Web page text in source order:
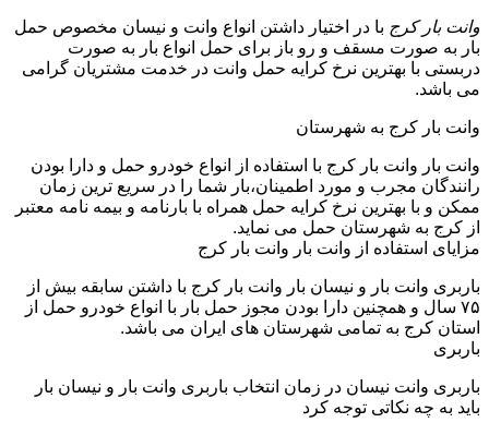
وانت بار کرج با در اختیار داشتن انواع وانت و نیسان مخصوص حمل
بار به صورت مسقف و رو باز برای حمل انواع بار به صورت
دربستی با بهترین نرخ کرایه حمل وانت در خدمت مشتریان گرامی
می باشد.
وانت بار کرج به شهرستان
وانت بار وانت بار کرج با استفاده از انواع خودرو حمل و دارا بودن
رانندگان مجرب و مورد اطمینان،بار شما را در سریع ترین زمان
ممکن و با بهترین نرخ کرایه حمل همراه با بارنامه و بیمه نامه معتبر
از کرج به شهرستان حمل می نماید.
مزایای استفاده از وانت بار وانت بار کرج
باربری وانت بار و نیسان بار وانت بار کرج با داشتن سابقه بیش از
۷۵ سال و همچنین دارا بودن مجوز حمل بار با انواع خودرو حمل از
استان کرج به تمامی شهرستان های ایران می باشد.
باربری
باربری وانت نیسان در زمان انتخاب باربری وانت بار و نیسان بار
باید به چه نکاتی توجه کرد